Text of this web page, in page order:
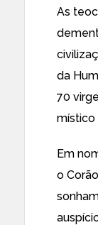
As
da
70
místico
Em
o